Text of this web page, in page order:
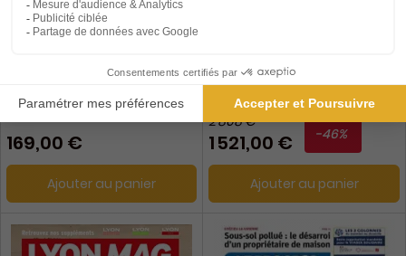
169,00 €
Ajouter au panier
International Edition
2 ans
2 808 €
1 521,00 € -46%
Ajouter au panier